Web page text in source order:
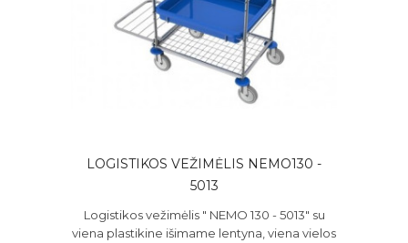
LOGISTIKOS VEŽIMĖLIS NEMO130 -
5013
Logistikos vežimėlis " NEMO 130 - 5013" su
viena plastikine išimame lentyna, viena vielos